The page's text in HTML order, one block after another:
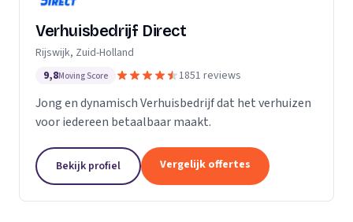
Verhuisbedrijf Direct
Rijswijk, Zuid-Holland
9,8Moving Score 1851 reviews
Jong en dynamisch Verhuisbedrijf dat het verhuizen
voor iedereen betaalbaar maakt.
Bekijk profiel Vergelijk offertes